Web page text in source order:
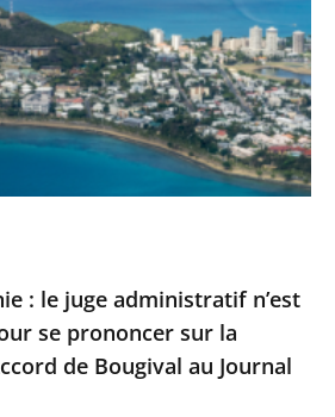
: le juge administratif n’est
se prononcer sur la
de Bougival au Journal